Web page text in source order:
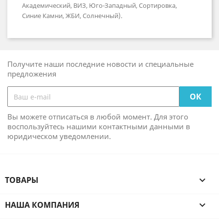
Академический, ВИЗ, Юго-Западный, Сортировка,
Синие Камни, ЖБИ, Солнечный).
Получите наши последние новости и специальные
предложения
Вы можете отписаться в любой момент. Для этого
воспользуйтесь нашими контактными данными в
юридическом уведомлении.
ТОВАРЫ 
НАША КОМПАНИЯ 